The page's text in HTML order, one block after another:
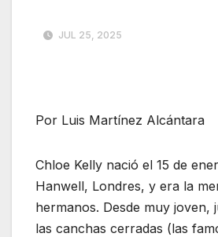
JUL 25, 2025
Por Luis Martínez Alcántara
Chloe Kelly nació el 15 de
Hanwell, Londres, y era la
hermanos. Desde muy joven,
las canchas cerradas (las